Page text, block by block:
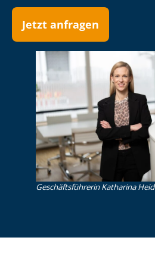
Jetzt anfragen
Ge­schäfts­füh­re­rin Katharina Heid